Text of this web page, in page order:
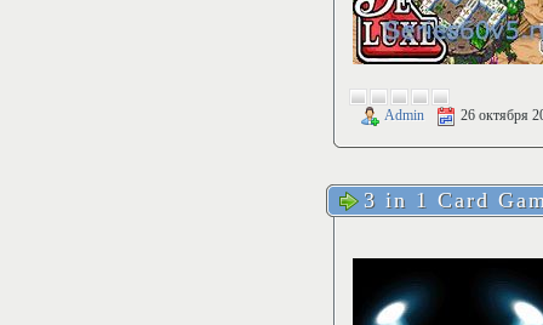
Admin 26 октября
3 in 1 Card